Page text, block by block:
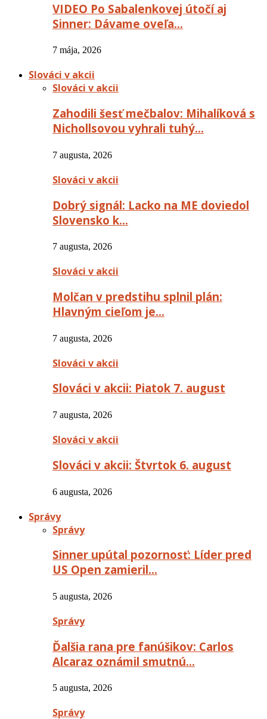
VIDEO Po Sabalenkovej útočí aj
Sinner: Dávame oveľa…
7 mája, 2026
Slováci v akcii
Slováci v akcii
Zahodili šesť mečbalov: Mihalíková s
Nichollsovou vyhrali tuhý…
7 augusta, 2026
Slováci v akcii
Dobrý signál: Lacko na ME doviedol
Slovensko k…
7 augusta, 2026
Slováci v akcii
Molčan v predstihu splnil plán:
Hlavným cieľom je…
7 augusta, 2026
Slováci v akcii
Slováci v akcii: Piatok 7. august
7 augusta, 2026
Slováci v akcii
Slováci v akcii: Štvrtok 6. august
6 augusta, 2026
Správy
Správy
Sinner upútal pozornosť: Líder pred
US Open zamieril…
5 augusta, 2026
Správy
Ďalšia rana pre fanúšikov: Carlos
Alcaraz oznámil smutnú…
5 augusta, 2026
Správy